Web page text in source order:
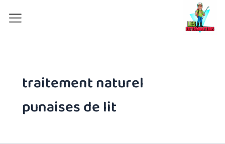
traitement naturel
punaises de lit